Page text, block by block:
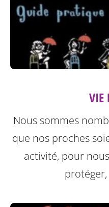
VIE
Nous sommes
que nos proches
activité, pour
protéger,